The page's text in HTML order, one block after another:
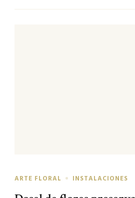
ARTE FLORAL INSTALACIONES